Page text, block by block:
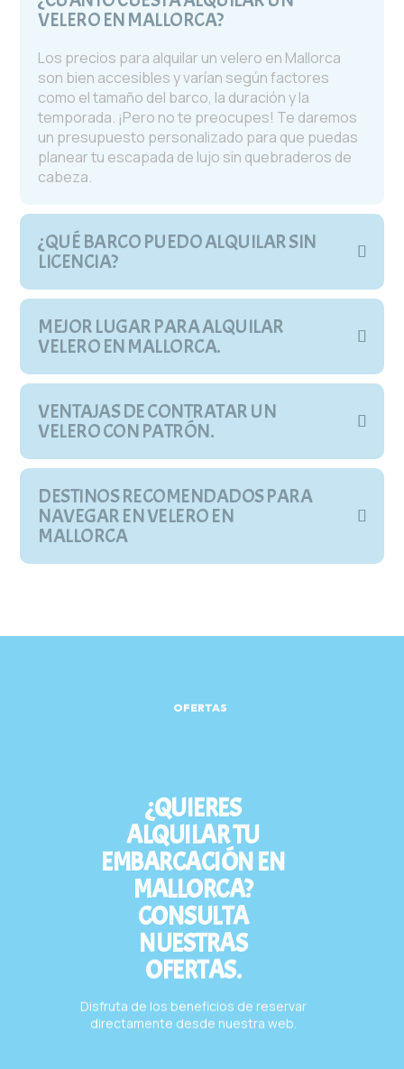
VELERO EN MALLORCA?
Los precios para alquilar un velero en Mallorca
son bien accesibles y varían según factores
como el tamaño del barco, la duración y la
temporada. ¡Pero no te preocupes! Te daremos
un presupuesto personalizado para que puedas
planear tu escapada de lujo sin quebraderos de
cabeza.
¿QUÉ BARCO PUEDO ALQUILAR SIN
LICENCIA?
MEJOR LUGAR PARA ALQUILAR
VELERO EN MALLORCA.
VENTAJAS DE CONTRATAR UN
VELERO CON PATRÓN.
DESTINOS RECOMENDADOS PARA
NAVEGAR EN VELERO EN
MALLORCA
OFERTAS
¿QUIERES
ALQUILAR TU
EMBARCACIÓN EN
MALLORCA?
CONSULTA
NUESTRAS
OFERTAS.
Disfruta de los beneficios de reservar
directamente desde nuestra web.